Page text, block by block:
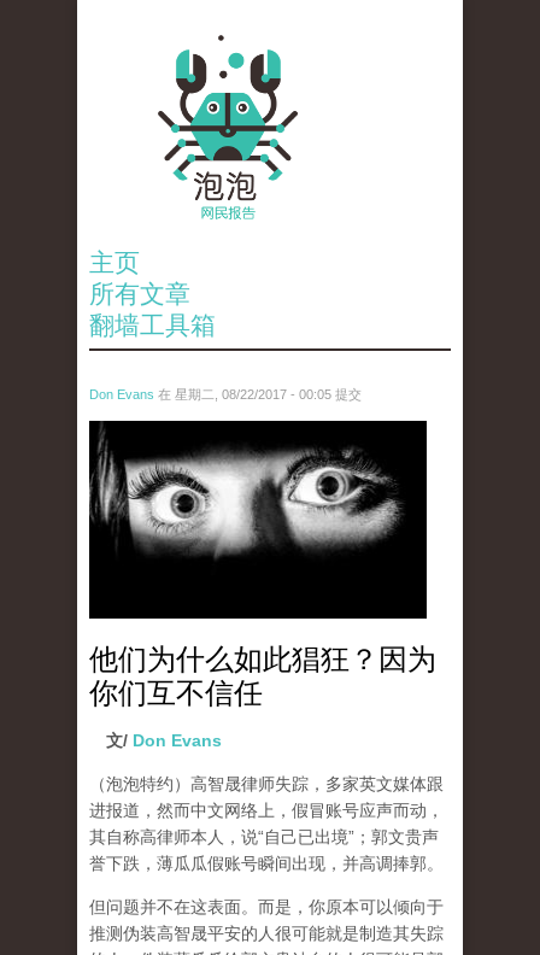
主页
所有文章
翻墙工具箱
Don Evans 在 星期二, 08/22/2017 - 00:05 提交
wechatimg28.jpeg
他们为什么如此猖狂？因为
你们互不信任
文/ Don Evans
（泡泡特约） 高智晟律师失踪，多家英文媒体跟
进报道，然而中文网络上，假冒账号应声而动，
其自称高律师本人，说“自己已出境”；郭文贵声
誉下跌，薄瓜瓜假账号瞬间出现，并高调捧郭。
但问题并不在这表面。而是，你原本可以倾向于
推测伪装高智晟平安的人很可能就是制造其失踪